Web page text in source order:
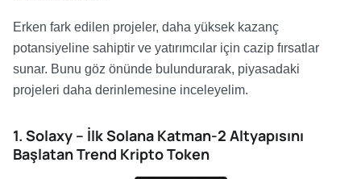
Erken fark edilen projeler, daha yüksek kazanç
potansiyeline sahiptir ve yatırımcılar için cazip fırsatlar
sunar. Bunu göz önünde bulundurarak, piyasadaki
projeleri daha derinlemesine inceleyelim.
1. Solaxy – İlk Solana Katman-2 Altyapısını
Başlatan Trend Kripto Token